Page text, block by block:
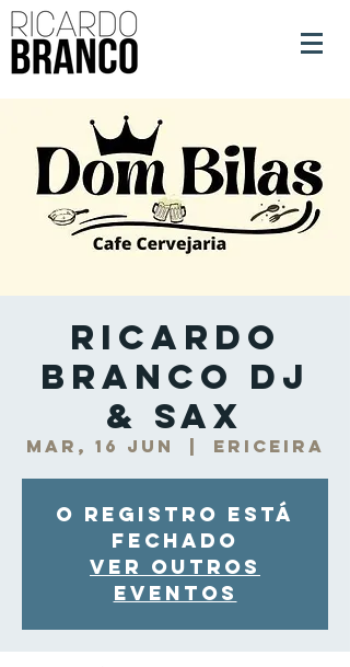
Ricardo
Branco DJ
& Sax
mar, 16 jun Ericeira
O registro está
fechado
Ver outros
eventos